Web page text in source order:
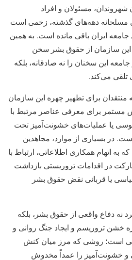
مسئولان و افراد
مسلحانه دهه‌های گذشته، زخمی است
ایران باقی مانده است. به همین
این سازمان از حقوق بشر سخن
این سخنان را نه صادقانه، بلکه
تلقی می‌کند.
برای تطهیر چهره این سازمان
مستمر برای معرفی عناصر مرتبط با
یا عملیات‌های خشونت‌آمیز تحت
در بسیاری از موارد، مجاهدین
به اتهام همکاری اطلاعاتی، ارتباط با
در اقدامات تروریستی بازداشت
یا قربانی نقض حقوق بشر
نه دفاع واقعی از حقوق بشر، بلکه
خشن تروریسم و ایجاد جنگ روانی و
است؛ روشی که مرز میان کنش
و خشونت‌آمیز را عمداً مخدوش